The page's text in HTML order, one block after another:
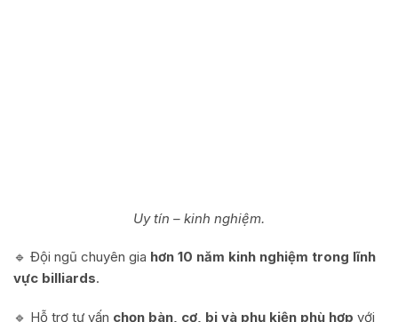
Uy tín – kinh nghiệm.
🔹 Đội ngũ chuyên gia hơn 10 năm kinh nghiệm trong lĩnh
vực billiards.
🔹 Hỗ trợ tư vấn chọn bàn, cơ, bi và phụ kiện phù hợp với